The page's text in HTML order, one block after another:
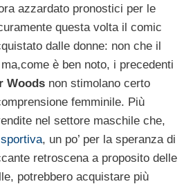
azzardato pronostici per le
questa volta il comic
dalle donne: non che il
è ben noto, i precedenti
Woods non stimolano certo
femminile. Più
nel settore maschile che,
, un po’ per la speranza di
retroscena a proposito delle
potrebbero acquistare più